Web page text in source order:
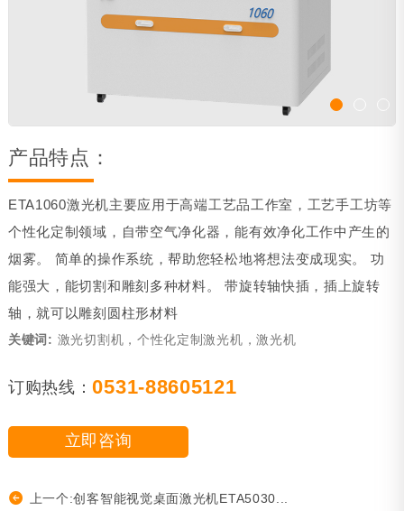
产品特点：
ETA1060激光机主要应用于高端工艺品工作室，工艺手工坊等
个性化定制领域，自带空气净化器，能有效净化工作中产生的
烟雾。 简单的操作系统，帮助您轻松地将想法变成现实。 功
能强大，能切割和雕刻多种材料。 带旋转轴快插，插上旋转
轴，就可以雕刻圆柱形材料
关键词: 激光切割机，个性化定制激光机，激光机
订购热线：0531-88605121
立即咨询
上一个:创客智能视觉桌面激光机ETA5030...